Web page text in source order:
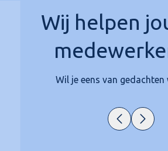
Wij helpen
Wil je eens van gedachten